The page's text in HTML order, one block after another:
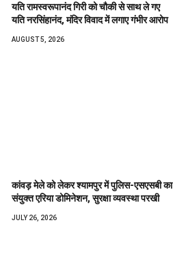
यति रामस्वरूपानंद गिरी को चौकी से साथ ले गए
यति नरसिंहानंद, मंदिर विवाद में लगाए गंभीर आरोप
AUGUST 5, 2026
कांवड़ मेले को लेकर श्यामपुर में पुलिस-एसएसबी का
संयुक्त एरिया डोमिनेशन, सुरक्षा व्यवस्था परखी
JULY 26, 2026